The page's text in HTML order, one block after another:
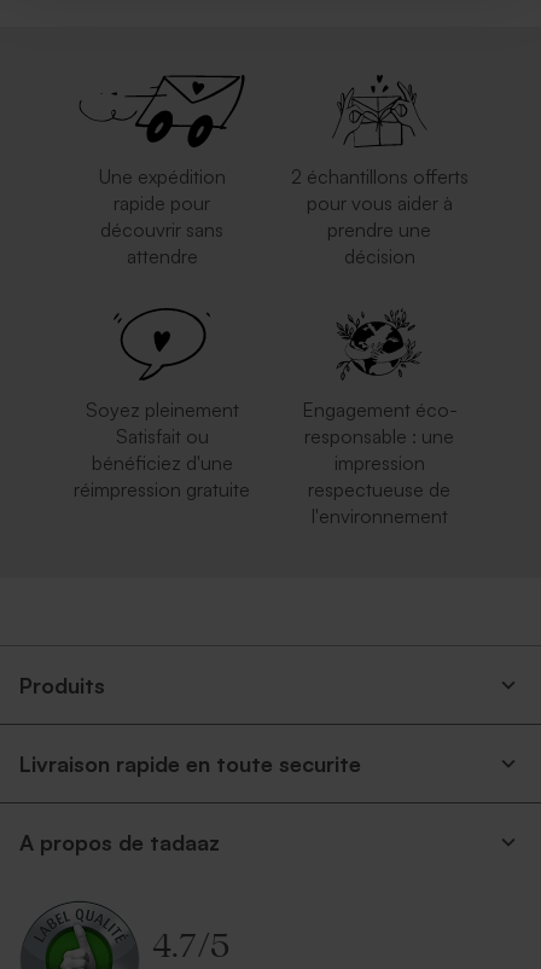
Une expédition
rapide pour
découvrir sans
attendre
2 échantillons offerts
pour vous aider à
prendre une
décision
Soyez pleinement
Satisfait ou
bénéficiez d'une
réimpression gratuite
Engagement éco-
responsable : une
impression
respectueuse de
l'environnement
Produits
Livraison rapide en toute securite
A propos de tadaaz
4.7/5